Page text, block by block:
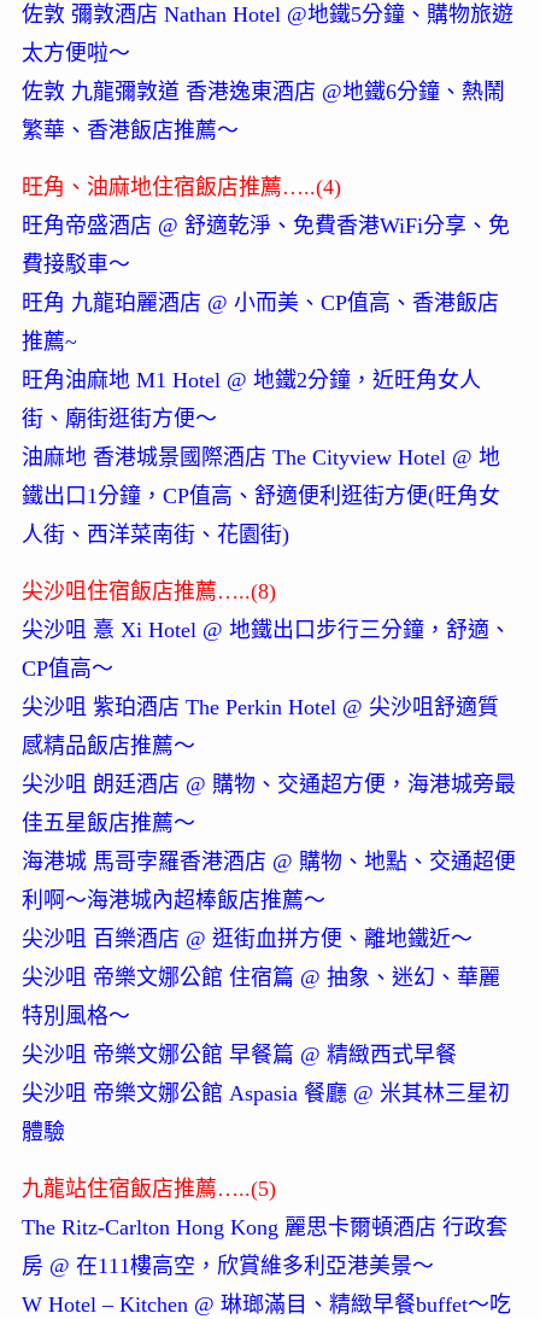
佐敦 彌敦酒店 Nathan Hotel @地鐵5分鐘、購物旅遊
太方便啦～
佐敦 九龍彌敦道 香港逸東酒店 @地鐵6分鐘、熱鬧
繁華、香港飯店推薦～
旺角、油麻地住宿飯店推薦…..(4)
旺角帝盛酒店 @ 舒適乾淨、免費香港WiFi分享、免
費接駁車～
旺角 九龍珀麗酒店 @ 小而美、CP值高、香港飯店
推薦~
旺角油麻地 M1 Hotel @ 地鐵2分鐘，近旺角女人
街、廟街逛街方便～
油麻地 香港城景國際酒店 The Cityview Hotel @ 地
鐵出口1分鐘，CP值高、舒適便利逛街方便(旺角女
人街、西洋菜南街、花園街)
尖沙咀住宿飯店推薦…..(8)
尖沙咀 憙 Xi Hotel @ 地鐵出口步行三分鐘，舒適、
CP值高～
尖沙咀 紫珀酒店 The Perkin Hotel @ 尖沙咀舒適質
感精品飯店推薦～
尖沙咀 朗廷酒店 @ 購物、交通超方便，海港城旁最
佳五星飯店推薦～
海港城 馬哥孛羅香港酒店 @ 購物、地點、交通超便
利啊～海港城內超棒飯店推薦～
尖沙咀 百樂酒店 @ 逛街血拼方便、離地鐵近～
尖沙咀 帝樂文娜公館 住宿篇 @ 抽象、迷幻、華麗
特別風格～
尖沙咀 帝樂文娜公館 早餐篇 @ 精緻西式早餐
尖沙咀 帝樂文娜公館 Aspasia 餐廳 @ 米其林三星初
體驗
九龍站住宿飯店推薦…..(5)
The Ritz-Carlton Hong Kong 麗思卡爾頓酒店 行政套
房 @ 在111樓高空，欣賞維多利亞港美景～
W Hotel – Kitchen @ 琳瑯滿目、精緻早餐buffet～吃